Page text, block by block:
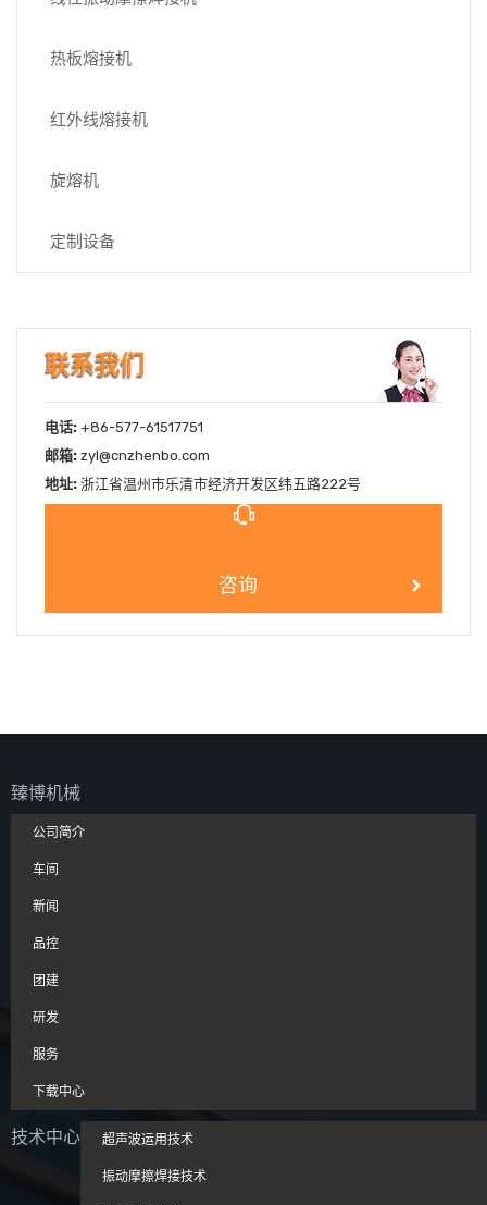
热板熔接机
红外线熔接机
旋熔机
定制设备
联系我们
电话: +86-577-61517751
邮箱: zyl@cnzhenbo.com
地址: 浙江省温州市乐清市经济开发区纬五路222号
咨询
臻博机械
公司简介
车间
新闻
品控
团建
研发
服务
下载中心
技术中心 超声波运用技术
振动摩擦焊接技术